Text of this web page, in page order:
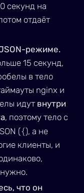
секунд на
отдаёт
режиме.
15 секунд,
в тело
nginx и
идут внутри
, поэтому тело с
({), а не
клиенты, и
что он